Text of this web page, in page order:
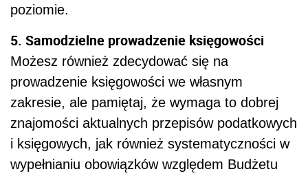
poziomie.
5. Samodzielne prowadzenie księgowości
Możesz również zdecydować się na
prowadzenie księgowości we własnym
zakresie, ale pamiętaj, że wymaga to dobrej
znajomości aktualnych przepisów podatkowych
i księgowych, jak również systematyczności w
wypełnianiu obowiązków względem Budżetu